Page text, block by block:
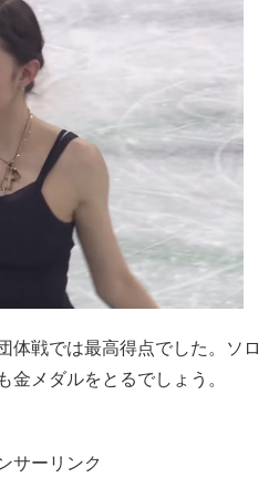
体戦では最高得点でした。ソロ
金メダルをとるでしょう。
サーリンク